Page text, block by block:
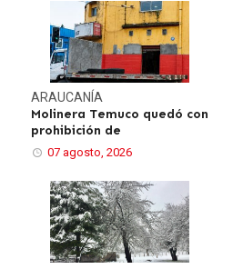
ARAUCANÍA
Molinera Temuco quedó con
prohibición de
07 agosto, 2026